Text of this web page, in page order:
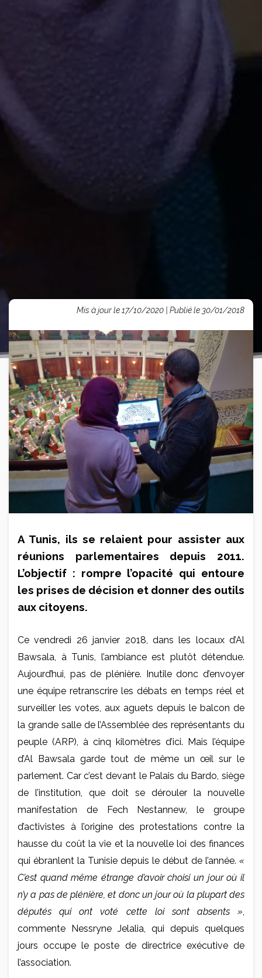
Mis à jour le 17/10/2020 | Publié le 30/01/2018
A Tunis, ils se relaient pour assister aux
réunions parlementaires depuis 2011.
L’objectif : rompre l’opacité qui entoure
les prises de décision et donner des outils
aux citoyens.
Ce vendredi 26 janvier 2018, dans les locaux d’Al
Bawsala, à Tunis, l’ambiance est plutôt détendue.
Aujourd’hui, pas de plénière. Inutile donc d’envoyer
une équipe retranscrire les débats en temps réel et
surveiller les votes, aux aguets depuis le balcon de
la grande salle de l’Assemblée des représentants du
peuple (ARP), à cinq kilomètres d’ici. Mais l’équipe
d’Al Bawsala garde tout de même un œil sur le
parlement. Car c’est devant le Palais du Bardo, siège
de l’institution, que doit se dérouler la nouvelle
manifestation de Fech Nestannew, le groupe
d’activistes à l’origine des protestations contre la
hausse du coût la vie et la nouvelle loi des finances
qui ébranlent la Tunisie depuis le début de l’année. «
C’est quand même étrange d’avoir choisi un jour où il
n’y a pas de plénière, et donc un jour où la plupart des
députés qui ont voté cette loi sont absents »,
commente Nessryne Jelalia, qui depuis quelques
jours occupe le poste de directrice exécutive de
l’association.